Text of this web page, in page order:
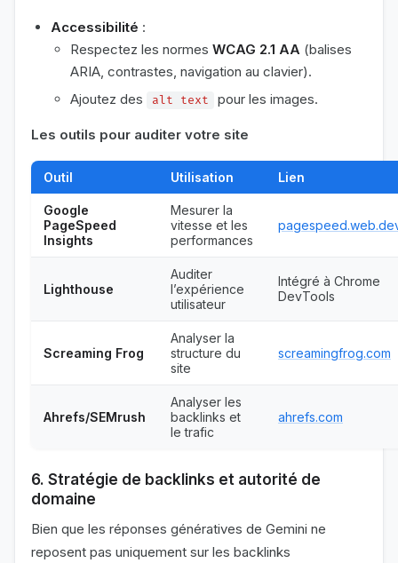
Accessibilité :
Respectez les normes WCAG 2.1 AA (balises
ARIA, contrastes, navigation au clavier).
Ajoutez des
alt text pour les images.
Les outils pour auditer votre site
Outil Utilisation Lien
Google
PageSpeed
Insights
Mesurer la
vitesse et les
performances
Lighthouse
Auditer
l’expérience
utilisateur
Intégré à Chrome
DevTools
Screaming Frog
Analyser la
structure du
site
screamingfrog.com
Ahrefs/SEMrush
Analyser les
backlinks et
le trafic
ahrefs.com
6. Stratégie de backlinks et autorité de
domaine
Bien que les réponses génératives de Gemini ne
reposent pas uniquement sur les backlinks